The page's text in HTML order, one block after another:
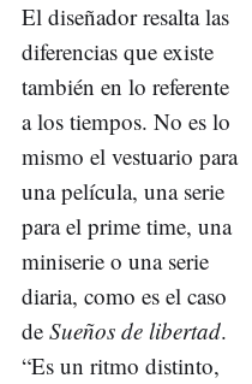
El diseñador resalta las
diferencias que existe
también en lo referente
a los tiempos. No es lo
mismo el vestuario para
una película, una serie
para el prime time, una
miniserie o una serie
diaria, como es el caso
de Sueños de libertad.
“Es un ritmo distinto,